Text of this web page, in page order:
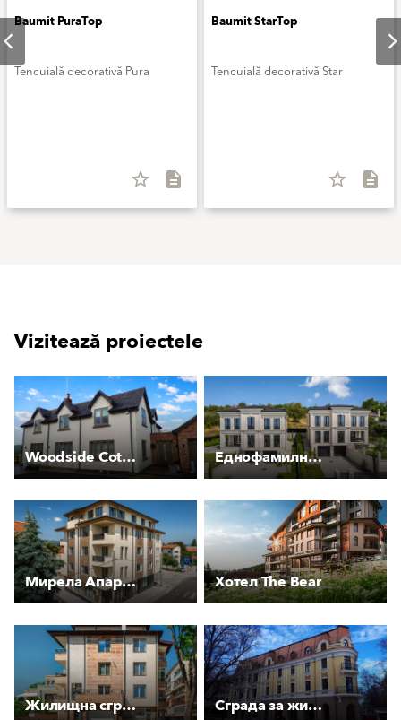
Baumit PuraTop
Tencuială decorativă Pura
star_border description
Baumit StarTop
Tencuială decorativă Star
star_border description
Vizitează proiectele
Woodside Cottage Еднофамилна къща ЕФИР
Мирела Апартманс Хотел The Bear
Жилищна сграда Капитан Списаревски Сграда за жилище и обществено обслужване